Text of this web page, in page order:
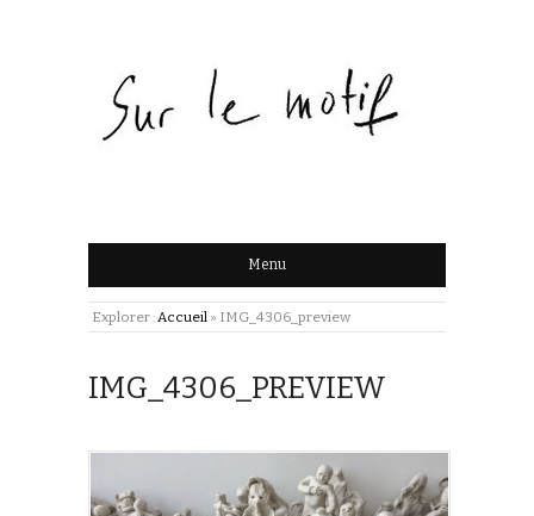
Menu
Explorer :Accueil » IMG_4306_preview
IMG_4306_PREVIEW